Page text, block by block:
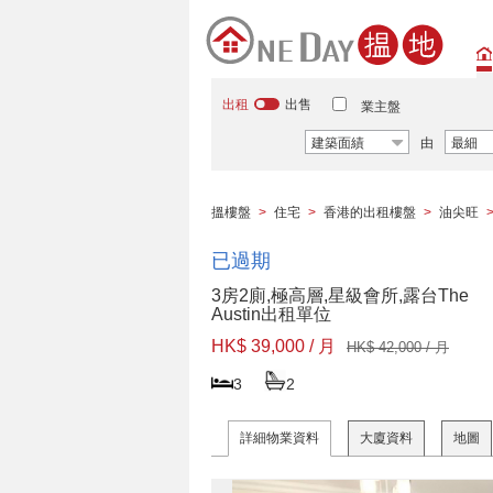
出租 出售 業主盤
建築面績 由 最細
搵樓盤 > 住宅 > 香港的出租樓盤 > 油尖旺 >
已過期
3房2廁,極高層,星級會所,露台The
Austin出租單位
HK$ 39,000 / 月
HK$ 42,000 / 月
3 2
詳細物業資料 大廈資料 地圖